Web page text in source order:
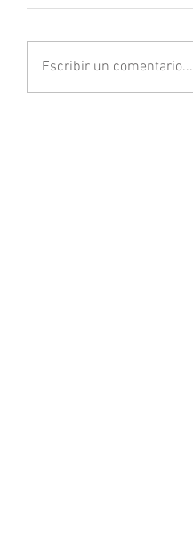
Escribir un comentario...